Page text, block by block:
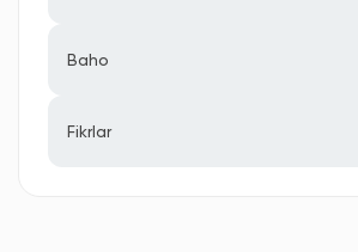
Baho
Fikrlar